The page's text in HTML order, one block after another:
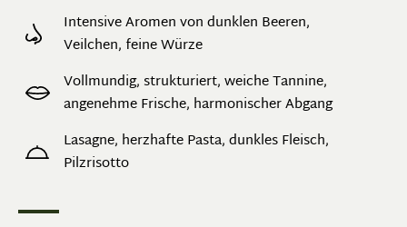
Intensive Aromen von dunklen Beeren,
Veilchen, feine Würze
Vollmundig, strukturiert, weiche Tannine,
angenehme Frische, harmonischer Abgang
Lasagne, herzhafte Pasta, dunkles Fleisch,
Pilzrisotto